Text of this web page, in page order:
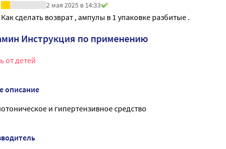
2 мая 2025 в 14:33
Как сделать возврат , ампулы в 1 упаковке разбитые .
Инструкция по применению
от детей
описание
и гипертензивное средство